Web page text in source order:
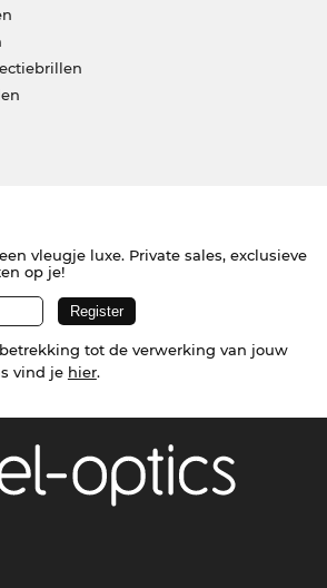
vleugje luxe. Private sales, exclusieve
op je!
tot de verwerking van jouw
vind je hier.